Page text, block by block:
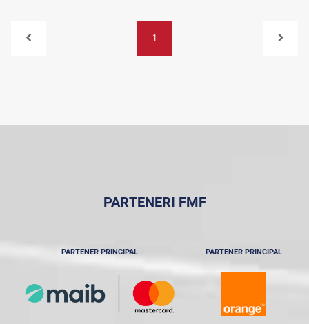
1
PARTENERI FMF
PARTENER PRINCIPAL PARTENER PRINCIPAL